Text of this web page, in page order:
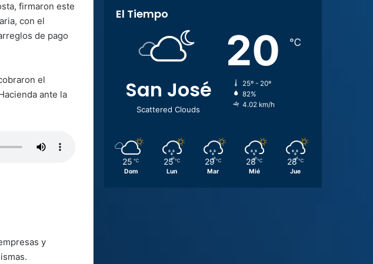
firmaron este
con el
de pago
el
ante la
y
El Tiempo
San José
Scattered Clouds
20 ℃
25º - 20º
82%
4.02 km/h
25 ℃
Dom
25 ℃
Lun
29 ℃
Mar
28 ℃
Mié
28 ℃
Jue